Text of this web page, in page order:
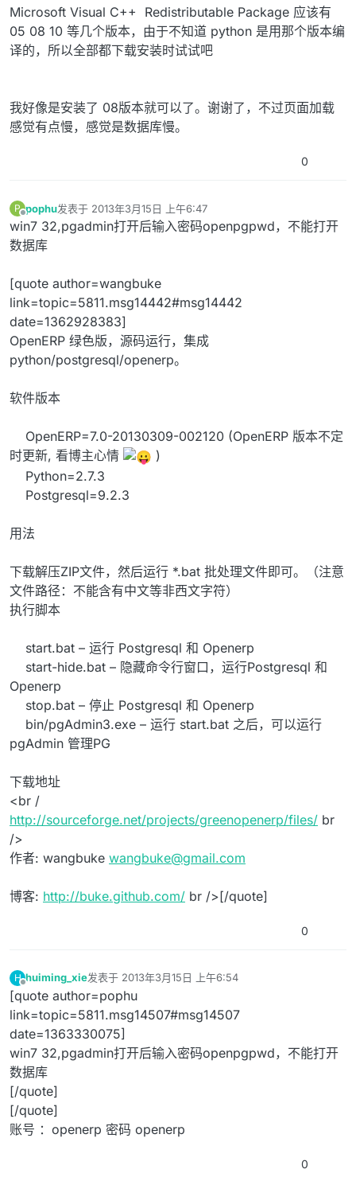
Microsoft Visual C++ Redistributable Package 应该有
05 08 10 等几个版本，由于不知道 python 是用那个版本编
译的，所以全部都下载安装时试试吧
我好像是安装了 08版本就可以了。谢谢了，不过页面加载
感觉有点慢，感觉是数据库慢。
0
P
离线
pophu发表于 2013年3月15日 上午6:47
最后由 编辑
win7 32,pgadmin打开后输入密码openpgpwd，不能打开
数据库
[quote author=wangbuke
link=topic=5811.msg14442#msg14442
date=1362928383]
OpenERP 绿色版，源码运行，集成
python/postgresql/openerp。
软件版本
OpenERP=7.0-20130309-002120 (OpenERP 版本不定
时更新, 看博主心情
)
Python=2.7.3
Postgresql=9.2.3
用法
下载解压ZIP文件，然后运行 *.bat 批处理文件即可。（注意
文件路径：不能含有中文等非西文字符）
执行脚本
start.bat – 运行 Postgresql 和 Openerp
start-hide.bat – 隐藏命令行窗口，运行Postgresql 和
Openerp
stop.bat – 停止 Postgresql 和 Openerp
bin/pgAdmin3.exe – 运行 start.bat 之后，可以运行
pgAdmin 管理PG
下载地址
<br /
http://sourceforge.net/projects/greenopenerp/files/ br
/>
作者: wangbuke wangbuke@gmail.com
博客: http://buke.github.com/ br />[/quote]
0
H
离线
huiming_xie发表于 2013年3月15日 上午6:54
最后由 编辑
[quote author=pophu
link=topic=5811.msg14507#msg14507
date=1363330075]
win7 32,pgadmin打开后输入密码openpgpwd，不能打开
数据库
[/quote]
[/quote]
账号 ：openerp 密码 openerp
0